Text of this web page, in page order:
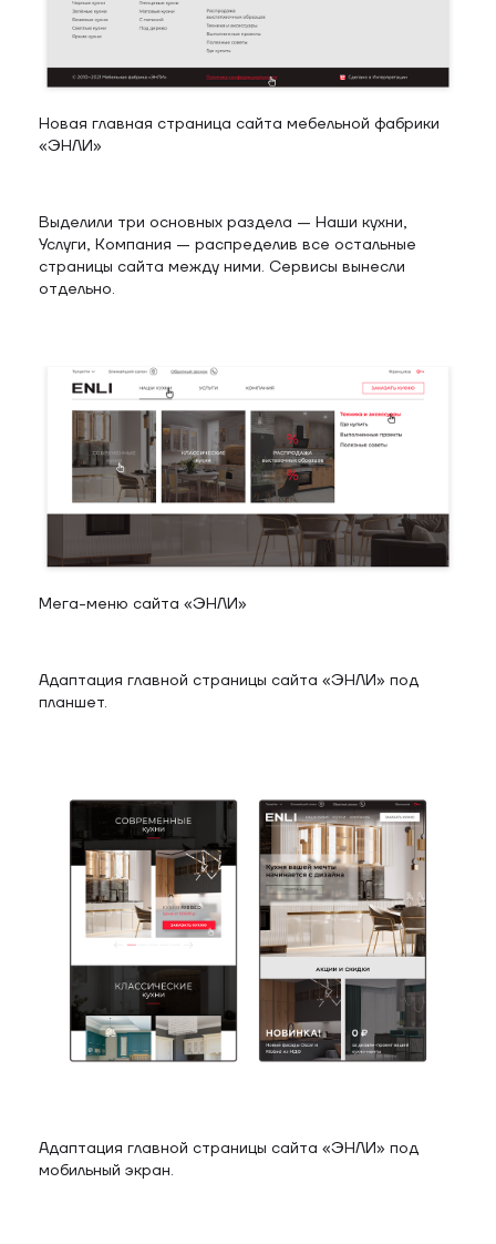
Новая главная страница сайта мебельной фабрики
«ЭНЛИ»
Выделили три основных раздела — Наши кухни,
Услуги, Компания — распределив все остальные
страницы сайта между ними. Сервисы вынесли
отдельно.
Мега-меню сайта «ЭНЛИ»
Адаптация главной страницы сайта «ЭНЛИ» под
планшет.
Адаптация главной страницы сайта «ЭНЛИ» под
мобильный экран.